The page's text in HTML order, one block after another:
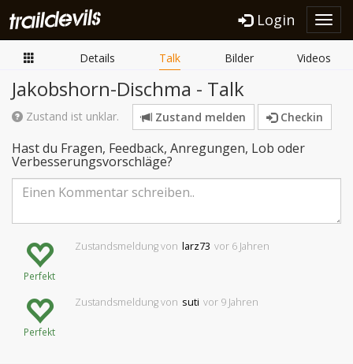
Login
Details Talk Bilder Videos
Jakobshorn-Dischma - Talk
Zustand ist unklar. Zustand melden Checkin
Hast du Fragen, Feedback, Anregungen, Lob oder
Verbesserungsvorschläge?
Perfekt
Zustandsmeldungvon larz73 vor 6 Jahren
Perfekt
Zustandsmeldungvon suti vor 9 Jahren